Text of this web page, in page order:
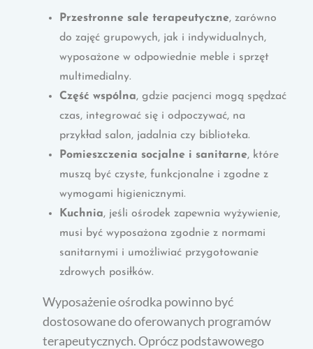
Przestronne sale terapeutyczne, zarówno
do zajęć grupowych, jak i indywidualnych,
wyposażone w odpowiednie meble i sprzęt
multimedialny.
Część wspólna, gdzie pacjenci mogą spędzać
czas, integrować się i odpoczywać, na
przykład salon, jadalnia czy biblioteka.
Pomieszczenia socjalne i sanitarne, które
muszą być czyste, funkcjonalne i zgodne z
wymogami higienicznymi.
Kuchnia, jeśli ośrodek zapewnia wyżywienie,
musi być wyposażona zgodnie z normami
sanitarnymi i umożliwiać przygotowanie
zdrowych posiłków.
Wyposażenie ośrodka powinno być
dostosowane do oferowanych programów
terapeutycznych. Oprócz podstawowego